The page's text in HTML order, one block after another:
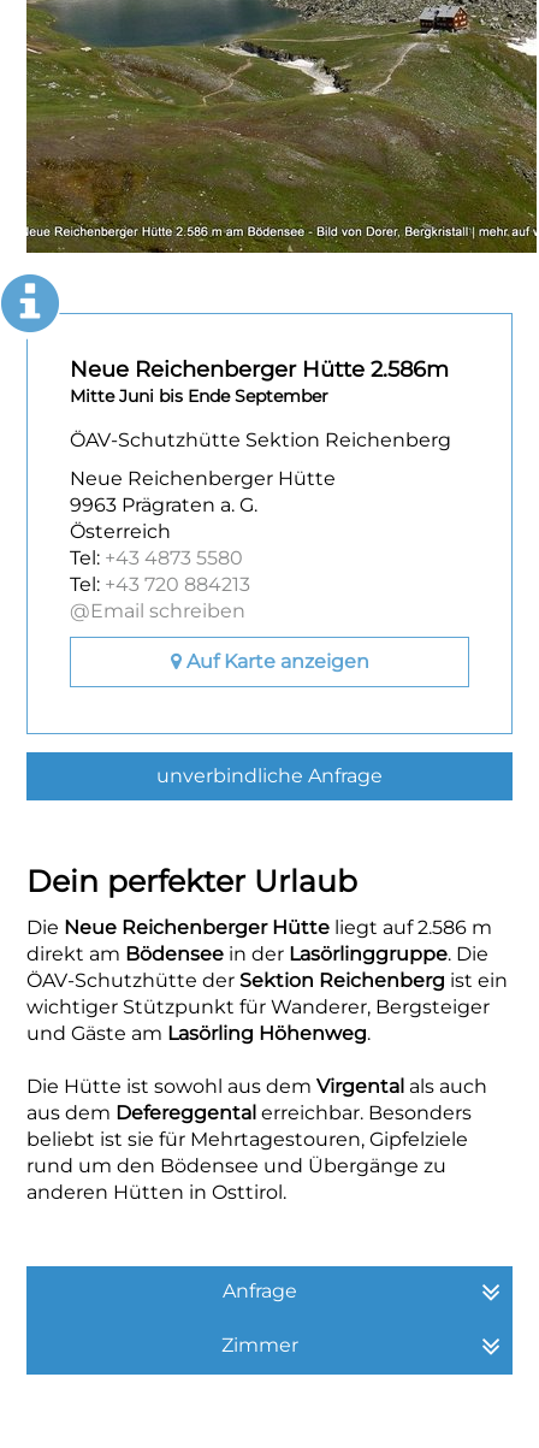
Neue Reichenberger Hütte 2.586m
Mitte Juni bis Ende September
ÖAV-Schutzhütte Sektion Reichenberg
Neue Reichenberger Hütte
9963 Prägraten a. G.
Österreich
Tel: +43 4873 5580
Tel: +43 720 884213
@Email schreiben
Auf Karte anzeigen
unverbindliche Anfrage
Dein perfekter Urlaub
Die Neue Reichenberger Hütte liegt auf 2.586 m
direkt am Bödensee in der Lasörlinggruppe. Die
ÖAV-Schutzhütte derSektion Reichenberg ist ein
wichtiger Stützpunkt für Wanderer, Bergsteiger
und Gäste am Lasörling Höhenweg.
Die Hütte ist sowohl aus demVirgental als auch
aus dem Defereggental erreichbar. Besonders
beliebt ist sie für Mehrtagestouren, Gipfelziele
rund um den Bödensee und Übergänge zu
anderen Hütten in Osttirol.
Anfrage
Zimmer